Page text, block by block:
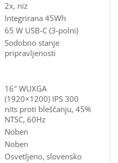
2x, niz
Integrirana 45Wh
65 W USB-C (3-polni)
Sodobno stanje
pripravljenosti
16″ WUXGA
(1920×1200) IPS 300
nits proti bleščanju, 45%
NTSC, 60Hz
Noben
Noben
Osvetljeno, slovensko